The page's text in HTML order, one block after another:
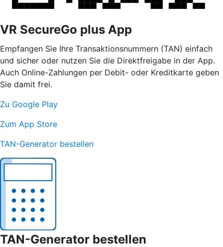
VR SecureGo plus App
Empfangen Sie Ihre Transaktionsnummern (TAN) einfach
und sicher oder nutzen Sie die Direktfreigabe in der App.
Auch Online-Zahlungen per Debit- oder Kreditkarte geben
Sie damit frei.
Zu Google Play
Zum App Store
TAN-Generator bestellen
TAN-Generator bestellen